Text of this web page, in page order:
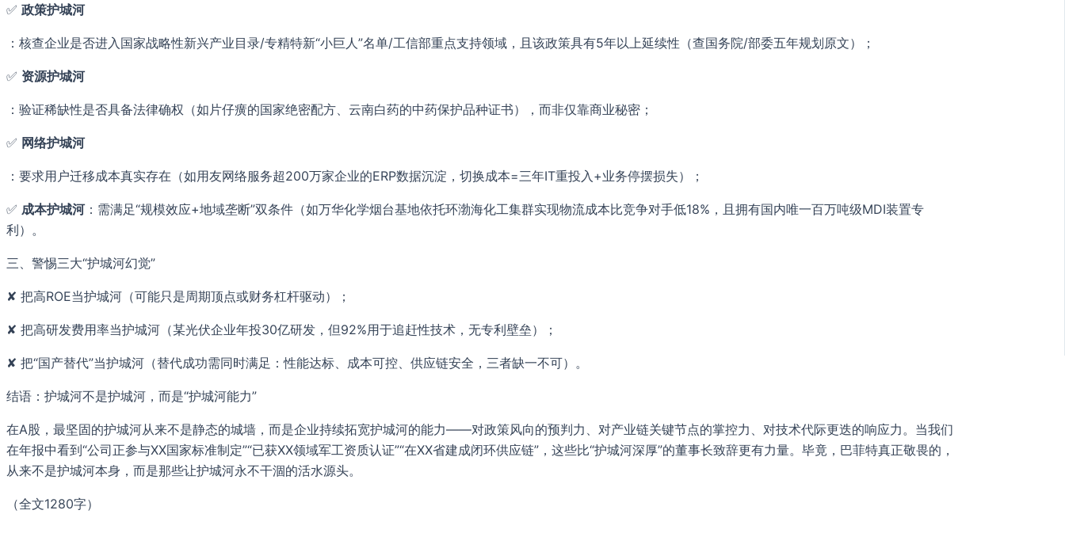
✅ 政策护城河
：核查企业是否进入国家战略性新兴产业目录/专精特新“小巨人”名单/工信部重点支持领域，且该政策具有5年以上延续性（查国务院/部委五年规划原文）；
✅ 资源护城河
：验证稀缺性是否具备法律确权（如片仔癀的国家绝密配方、云南白药的中药保护品种证书），而非仅靠商业秘密；
✅ 网络护城河
：要求用户迁移成本真实存在（如用友网络服务超200万家企业的ERP数据沉淀，切换成本=三年IT重投入+业务停摆损失）；
✅ 成本护城河：需满足“规模效应+地域垄断”双条件（如万华化学烟台基地依托环渤海化工集群实现物流成本比竞争对手低18%，且拥有国内唯一百万吨级MDI装置专
利）。
三、警惕三大“护城河幻觉”
✘ 把高ROE当护城河（可能只是周期顶点或财务杠杆驱动）；
✘ 把高研发费用率当护城河（某光伏企业年投30亿研发，但92%用于追赶性技术，无专利壁垒）；
✘ 把“国产替代”当护城河（替代成功需同时满足：性能达标、成本可控、供应链安全，三者缺一不可）。
结语：护城河不是护城河，而是“护城河能力”
在A股，最坚固的护城河从来不是静态的城墙，而是企业持续拓宽护城河的能力——对政策风向的预判力、对产业链关键节点的掌控力、对技术代际更迭的响应力。当我们
在年报中看到“公司正参与XX国家标准制定”“已获XX领域军工资质认证”“在XX省建成闭环供应链”，这些比“护城河深厚”的董事长致辞更有力量。毕竟，巴菲特真正敬畏的，
从来不是护城河本身，而是那些让护城河永不干涸的活水源头。
（全文1280字）